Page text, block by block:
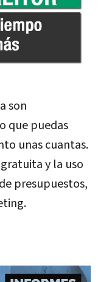
son
que puedas
unas cuantas.
y la uso
presupuestos,